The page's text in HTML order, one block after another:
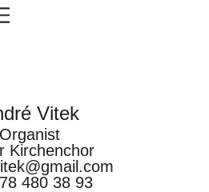
Vitek
Organist
Kirchenchor
480 38 93